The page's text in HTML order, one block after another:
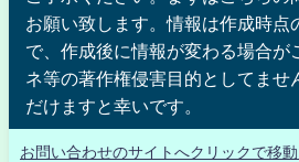
お願い致します。情報は作成時点
で、作成後に情報が変わる場合が
ネ等の著作権侵害目的としてませ
だけますと幸いです。
お問い合わせのサイトへクリックで移動